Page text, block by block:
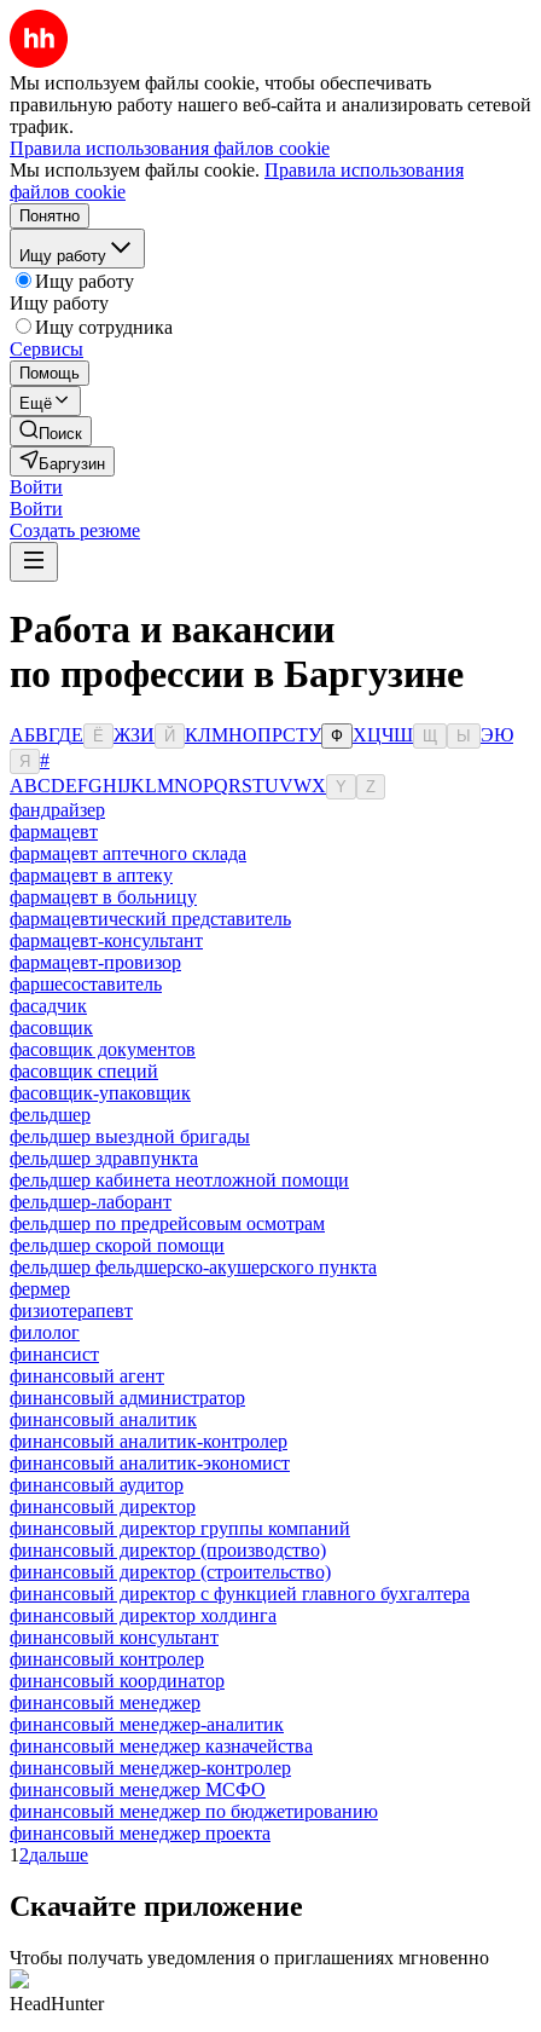
Мы используем файлы cookie, чтобы обеспечивать
правильную работу нашего веб-сайта и анализировать сетевой
трафик.
Правила использования файлов cookie
Мы используем файлы cookie. Правила использования
файлов cookie
Понятно
Ищу работу
Ищу работу
Ищу работу
Ищу сотрудника
Сервисы
Помощь
Ещё
Поиск
Баргузин
Войти
Войти
Создать резюме
Работа и вакансии
по профессии в Баргузине
АБВГДЕ Ё ЖЗИ Й КЛМНОПРСТУ Ф ХЦЧШ Ы ЭЮ
Я
#
ABCDEFGHIJKLMNOPQRSTUVWX Y Z
фандрайзер
фармацевт
фармацевт аптечного склада
фармацевт в аптеку
фармацевт в больницу
фармацевтический представитель
фармацевт-консультант
фармацевт-провизор
фаршесоставитель
фасадчик
фасовщик
фасовщик документов
фасовщик специй
фасовщик-упаковщик
фельдшер
фельдшер выездной бригады
фельдшер здравпункта
фельдшер кабинета неотложной помощи
фельдшер-лаборант
фельдшер по предрейсовым осмотрам
фельдшер скорой помощи
фельдшер фельдшерско-акушерского пункта
фермер
физиотерапевт
филолог
финансист
финансовый агент
финансовый администратор
финансовый аналитик
финансовый аналитик-контролер
финансовый аналитик-экономист
финансовый аудитор
финансовый директор
финансовый директор группы компаний
финансовый директор (производство)
финансовый директор (строительство)
финансовый директор с функцией главного бухгалтера
финансовый директор холдинга
финансовый консультант
финансовый контролер
финансовый координатор
финансовый менеджер
финансовый менеджер-аналитик
финансовый менеджер казначейства
финансовый менеджер-контролер
финансовый менеджер МСФО
финансовый менеджер по бюджетированию
финансовый менеджер проекта
1 2дальше
Скачайте приложение
Чтобы получать уведомления о приглашениях мгновенно
HeadHunter